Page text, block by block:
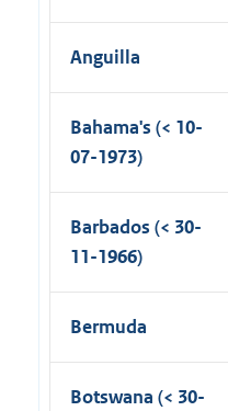
Anguilla
Bahama's (< 10-
07-1973)
Barbados (< 30-
11-1966)
Bermuda
Botswana (< 30-